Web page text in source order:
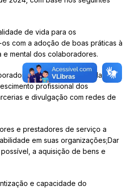
de vida para os
com a adoção de boas práticas à
e mental dos colaboradores.
sobre a importância da
profissional dos
e divulgação com redes de
e prestadores de serviço a
em suas organizações;Dar
a aquisição de bens e
e capacidade do